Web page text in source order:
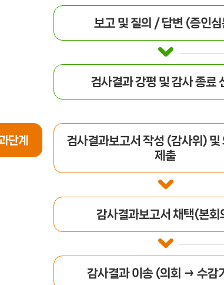
보고 및 질의 / 답변 (증인
검사결과 강평 및 감사 종료
단계
검사결과보고서 작성 (감사위) 및
제출
감사결과보고서 채택(본회
감사결과 이송 (의회 → 수감